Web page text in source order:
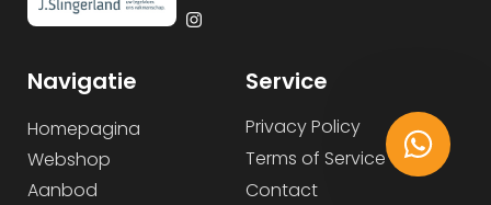
Navigatie
Homepagina
Webshop
Aanbod
Service
Privacy Policy
Terms of Service
Contact